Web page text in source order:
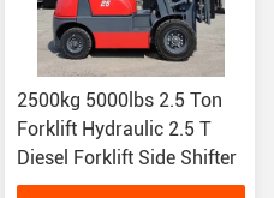
2500kg 5000lbs 2.5 Ton
Forklift Hydraulic 2.5 T
Diesel Forklift Side Shifter